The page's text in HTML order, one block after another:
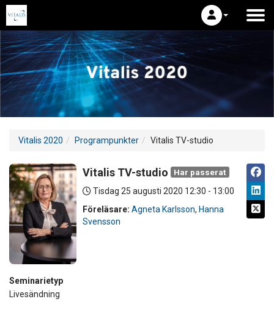
Vitalis 2020 Programpunkter Vitalis TV-studio
Vitalis TV-studio
Har passerat
Tisdag 25 augusti 2020 12:30 - 13:00
Föreläsare: Agneta Karlsson, Hanna
Svensson
Seminarietyp
Livesändning